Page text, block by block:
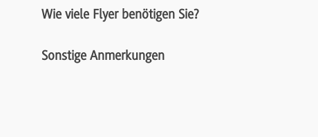
Wie viele Flyer benötigen Sie?
Sonstige Anmerkungen